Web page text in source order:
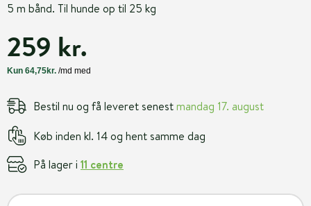
5 m bånd. Til hunde op til 25 kg
259 kr.
Bestil nu og få leveret senestmandag 17. august
Køb inden kl. 14 og hent samme dag
På lager i 11 centre